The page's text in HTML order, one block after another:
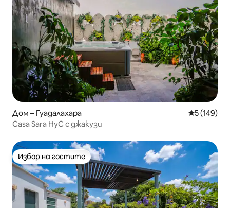
Дом – Гуадалахара Средна
5 (149)
Casa Sara HyC с джакузи
Избор на гостите
Избор на гостите